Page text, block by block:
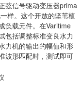
信号驱动变压器prima
样。这个开放的坚苇植
负载元件。在Varitime
包括调整标准变良水力
力机的输出的幅值和形
波形匹配时，测试即可